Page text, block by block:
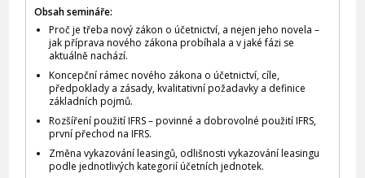
Obsah semináře:
Proč je třeba nový zákon o účetnictví, a nejen jeho novela –
jak příprava nového zákona probíhala a v jaké fázi se
aktuálně nachází.
Koncepční rámec nového zákona o účetnictví, cíle,
předpoklady a zásady, kvalitativní požadavky a definice
základních pojmů.
Rozšíření použití IFRS – povinné a dobrovolné použití IFRS,
první přechod na IFRS.
Změna vykazování leasingů, odlišnosti vykazování leasingu
podle jednotlivých kategorií účetních jednotek.